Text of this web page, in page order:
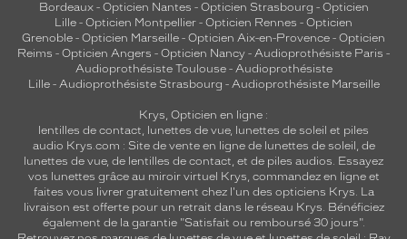
Bordeaux- Opticien Nantes - Opticien Strasbourg - Opticien
Lille - Opticien Montpellier - Opticien Rennes - Opticien
Grenoble - Opticien Marseille - Opticien Aix-en-Provence - Opticien
Reims - Opticien Angers - Opticien Nancy - Audioprothésiste Paris -
Audioprothésiste Toulouse- Audioprothésiste
Lille- Audioprothésiste Strasbourg - Audioprothésiste Marseille
Krys, Opticien en ligne :
lentilles de contact, lunettes de vue, lunettes de soleil et piles
audio Krys.com : Site de vente en ligne de lunettes de soleil, de
lunettes de vue, de lentilles de contact, et de piles audios. Essayez
vos lunettes grâce au miroir virtuel Krys, commandez en ligne et
faites vous livrer gratuitement chez l'un des opticiens Krys. La
livraison est offerte pour un retrait dans le réseau Krys. Bénéficiez
également de la garantie "Satisfait ou remboursé 30 jours".